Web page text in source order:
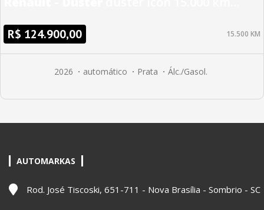
R$ 124.900,00 15.500 KM
2026 automático Prata Álc./Gasol.
AUTOMARKAS
Rod. José Tiscoski, 651-711 - Nova Brasília - Sombrio - SC